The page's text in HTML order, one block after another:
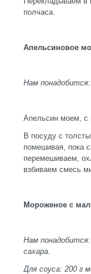
полчаса.
Апельсиновое
Нам
Апельсин моем, с
В посуду с
помешивая, пока
перемешиваем,
взбиваем смесь
Мороженое с
Нам
сахара.
Для соуса: 200 г